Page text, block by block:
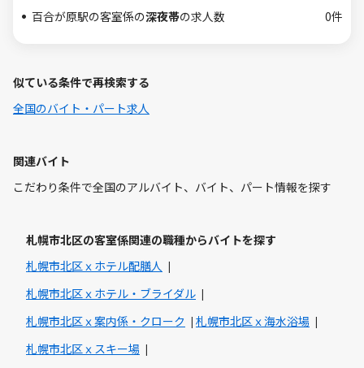
百合が原駅の客室係の深夜帯の求人数 0件
似ている条件で再検索する
全国のバイト・パート求人
関連バイト
こだわり条件で全国のアルバイト、バイト、パート情報を探す
札幌市北区の客室係関連の職種からバイトを探す
札幌市北区ｘホテル配膳人
札幌市北区ｘホテル・ブライダル
札幌市北区ｘ案内係・クローク
札幌市北区ｘ海水浴場
札幌市北区ｘスキー場